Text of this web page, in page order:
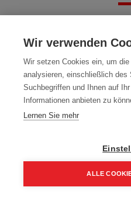
We couldn't
No product defined in
Wir verwenden
Wir setzen Cookies ein, um
analysieren, einschließlich des
Suchbegriffen und Ihnen auf
Informationen anbieten zu
Lernen Sie mehr
ALLE